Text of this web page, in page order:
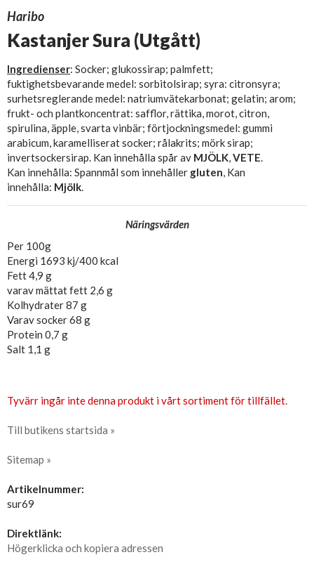
Haribo
Kastanjer Sura (Utgått)
Ingredienser: Socker; glukossirap; palmfett;
fuktighetsbevarande medel: sorbitolsirap; syra: citronsyra;
surhetsreglerande medel: natriumvätekarbonat; gelatin; arom;
frukt- och plantkoncentrat: safflor, rättika, morot, citron,
spirulina, äpple, svarta vinbär; förtjockningsmedel: gummi
arabicum, karamelliserat socker; rålakrits; mörk sirap;
invertsockersirap. Kan innehålla spår av MJÖLK,VETE.
Kan innehålla: Spannmål som innehåller gluten, Kan
innehålla: Mjölk.
Näringsvärden
Per 100g
Energi 1693 kj/400 kcal
Fett 4,9 g
varav mättat fett 2,6 g
Kolhydrater 87 g
Varav socker 68 g
Protein 0,7 g
Salt 1,1 g
Tyvärr ingår inte denna produkt i vårt sortiment för tillfället.
Till butikens startsida »
Sitemap »
Artikelnummer:
sur69
Direktlänk:
Högerklicka och kopiera adressen